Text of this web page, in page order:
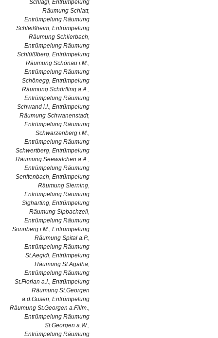
Schlägl, Entrümpelung
Räumung Schlatt,
Entrümpelung Räumung
Schleißheim, Entrümpelung
Räumung Schlierbach,
Entrümpelung Räumung
Schlüßlberg, Entrümpelung
Räumung Schönau i.M.,
Entrümpelung Räumung
Schönegg, Entrümpelung
Räumung Schörfling a.A.,
Entrümpelung Räumung
Schwand i.I., Entrümpelung
Räumung Schwanenstadt,
Entrümpelung Räumung
Schwarzenberg i.M.,
Entrümpelung Räumung
Schwertberg, Entrümpelung
Räumung Seewalchen a.A.,
Entrümpelung Räumung
Senftenbach, Entrümpelung
Räumung Sierning,
Entrümpelung Räumung
Sigharting, Entrümpelung
Räumung Sipbachzell,
Entrümpelung Räumung
Sonnberg i.M., Entrümpelung
Räumung Spital a.P.,
Entrümpelung Räumung
St.Aegidi, Entrümpelung
Räumung St.Agatha,
Entrümpelung Räumung
St.Florian a.I., Entrümpelung
Räumung St.Georgen
a.d.Gusen, Entrümpelung
Räumung St.Georgen a.Fillm.,
Entrümpelung Räumung
St.Georgen a.W.,
Entrümpelung Räumung